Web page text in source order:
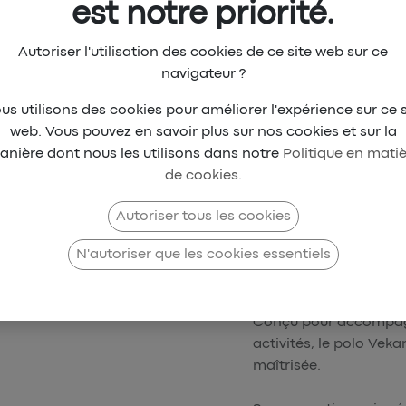
Délai de livraison estimé à
Vous pouvez toujours
votre produit !
Ajouter au panier
Description
Polo Vekam –
Conçu pour
activités, le polo
maîtrisée.
est notre priorité.
Autoriser l'utilisation des cookies de ce site web sur ce
navigateur ?
utilisons des cookies pour améliorer l'expérience sur ce
web. Vous pouvez en savoir plus sur nos cookies et sur la
dont nous les utilisons dans notre Politique en
de cookies
Autoriser tous les cookies
N'autoriser que les cookies essentiels